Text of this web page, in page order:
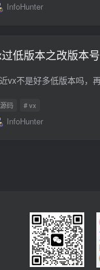
InfoHunter
低版本之改版本号
码 # vx
InfoHunter